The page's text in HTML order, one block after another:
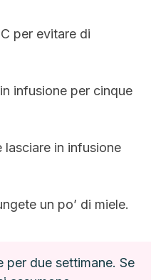
per evitare di
infusione per cinque
lasciare in infusione
un po’ di miele.
per due settimane. Se